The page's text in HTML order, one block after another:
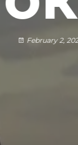
February 2,